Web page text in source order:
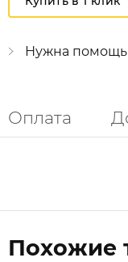
Нужна помощь
Оплата
Похожие